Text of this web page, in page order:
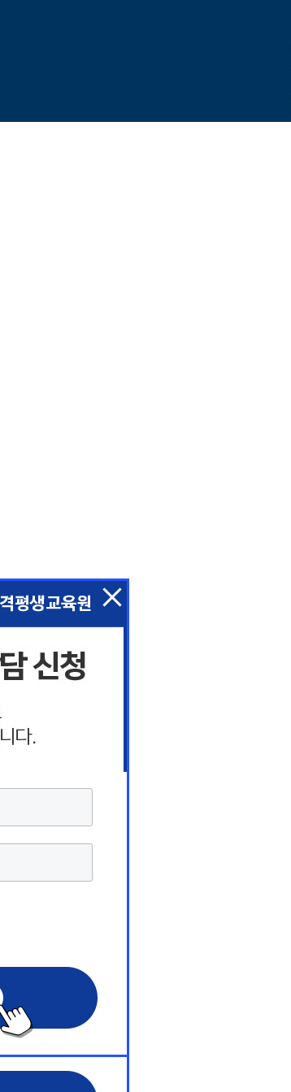
상담 서비스
해커스 원
상담 서비스
해커스 원
상담 서비스
해커스 원